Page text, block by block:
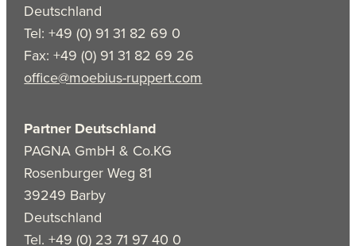
Deutschland
Tel: +49 (0) 91 31 82 69 0
Fax: +49 (0) 91 31 82 69 26
office@moebius-ruppert.com
Partner Deutschland
PAGNA GmbH & Co.KG
Rosenburger Weg 81
39249 Barby
Deutschland
Tel. +49 (0) 23 71 97 40 0